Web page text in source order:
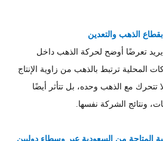
الذهب والتعدين
تعرضًا أوضح لحركة الذهب داخل
المحلية ترتبط بالذهب من زاوية الإنتاج
تتحرك مع الذهب وحده، بل تتأثر أيضًا
ونتائج الشركة نفسها.
المتاحة من السعودية عبر وسطاء دوليين